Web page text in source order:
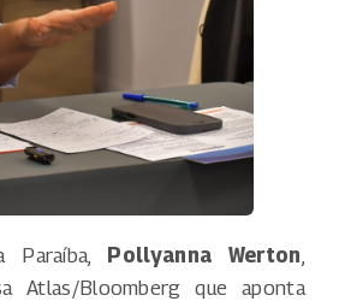
Paraíba, Pollyanna Werton,
Atlas/Bloomberg que aponta